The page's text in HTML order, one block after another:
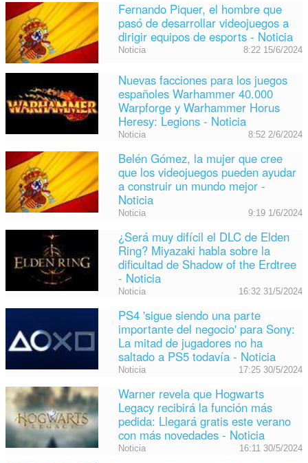
Fernando Piquer, el hombre que
pasó de desarrollar videojuegos a
dirigir equipos de esports - Noticia
Noticia 8:22 15/6/2024
Nuevas facciones para los juegos
españoles Warhammer 40.000
Warpforge y Warhammer Horus
Heresy: Legions - Noticia
Noticia 8:52 2/6/2024
Belén Gómez, la mujer que cree
que los videojuegos pueden ayudar
a construir un mundo mejor -
Noticia
Noticia 9:19 1/6/2024
¿Será muy difícil el DLC de Elden
Ring? Miyazaki habla sobre la
dificultad de Shadow of the Erdtree
- Noticia
Noticia 16:32 31/5/2024
PS4 'sigue siendo una parte
importante del negocio' para Sony:
La mitad de jugadores no ha
saltado a PS5 todavía - Noticia
Noticia 17:25 30/5/2024
Warner revela que Hogwarts
Legacy recibirá la función más
pedida: Llegará gratis este verano
con más novedades - Noticia
Noticia 16:11 30/5/2024